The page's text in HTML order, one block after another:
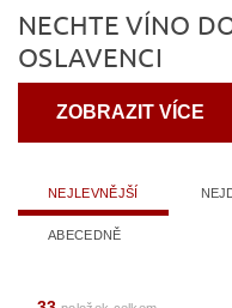
NECHTE VÍNO
OSLAVENCI
ZOBRAZIT VÍCE
NEJLEVNĚJŠÍ
ABECEDNĚ